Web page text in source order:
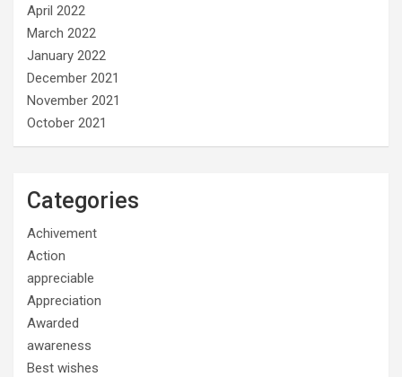
April 2022
March 2022
January 2022
December 2021
November 2021
October 2021
Categories
Achivement
Action
appreciable
Appreciation
Awarded
awareness
Best wishes